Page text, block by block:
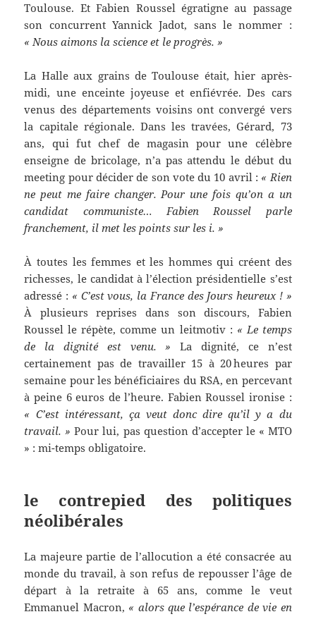
Toulouse. Et Fabien Roussel égratigne au passage
son concurrent Yannick Jadot, sans le nommer :
« Nous aimons la science et le progrès. »
La Halle aux grains de Toulouse était, hier après-
midi, une enceinte joyeuse et enfiévrée. Des cars
venus des départements voisins ont convergé vers
la capitale régionale. Dans les travées, Gérard, 73
ans, qui fut chef de magasin pour une célèbre
enseigne de bricolage, n’a pas attendu le début du
meeting pour décider de son vote du 10 avril : « Rien
ne peut me faire changer. Pour une fois qu’on a un
candidat communiste… Fabien Roussel parle
franchement, il met les points sur les i. »
À toutes les femmes et les hommes qui créent des
richesses, le candidat à l’élection présidentielle s’est
adressé : « C’est vous, la France des Jours heureux ! »
À plusieurs reprises dans son discours, Fabien
Roussel le répète, comme un leitmotiv : « Le temps
de la dignité est venu. » La dignité, ce n’est
certainement pas de travailler 15 à 20 heures par
semaine pour les bénéficiaires du RSA, en percevant
à peine 6 euros de l’heure. Fabien Roussel ironise :
« C’est intéressant, ça veut donc dire qu’il y a du
travail. » Pour lui, pas question d’accepter le « MTO
» : mi-temps obligatoire.
le contrepied des politiques
néolibérales
La majeure partie de l’allocution a été consacrée au
monde du travail, à son refus de repousser l’âge de
départ à la retraite à 65 ans, comme le veut
Emmanuel Macron, « alors que l’espérance de vie en